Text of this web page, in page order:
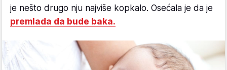
je nešto drugo nju najviše kopkalo. Osećala je da je
premlada da bude baka.